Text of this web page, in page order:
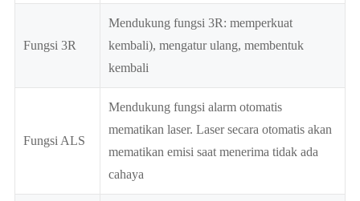
Fungsi 3R
Mendukung fungsi 3R: memperkuat
kembali), mengatur ulang, membentuk
kembali
Fungsi ALS
Mendukung fungsi alarm otomatis
mematikan laser. Laser secara otomatis akan
mematikan emisi saat menerima tidak ada
cahaya